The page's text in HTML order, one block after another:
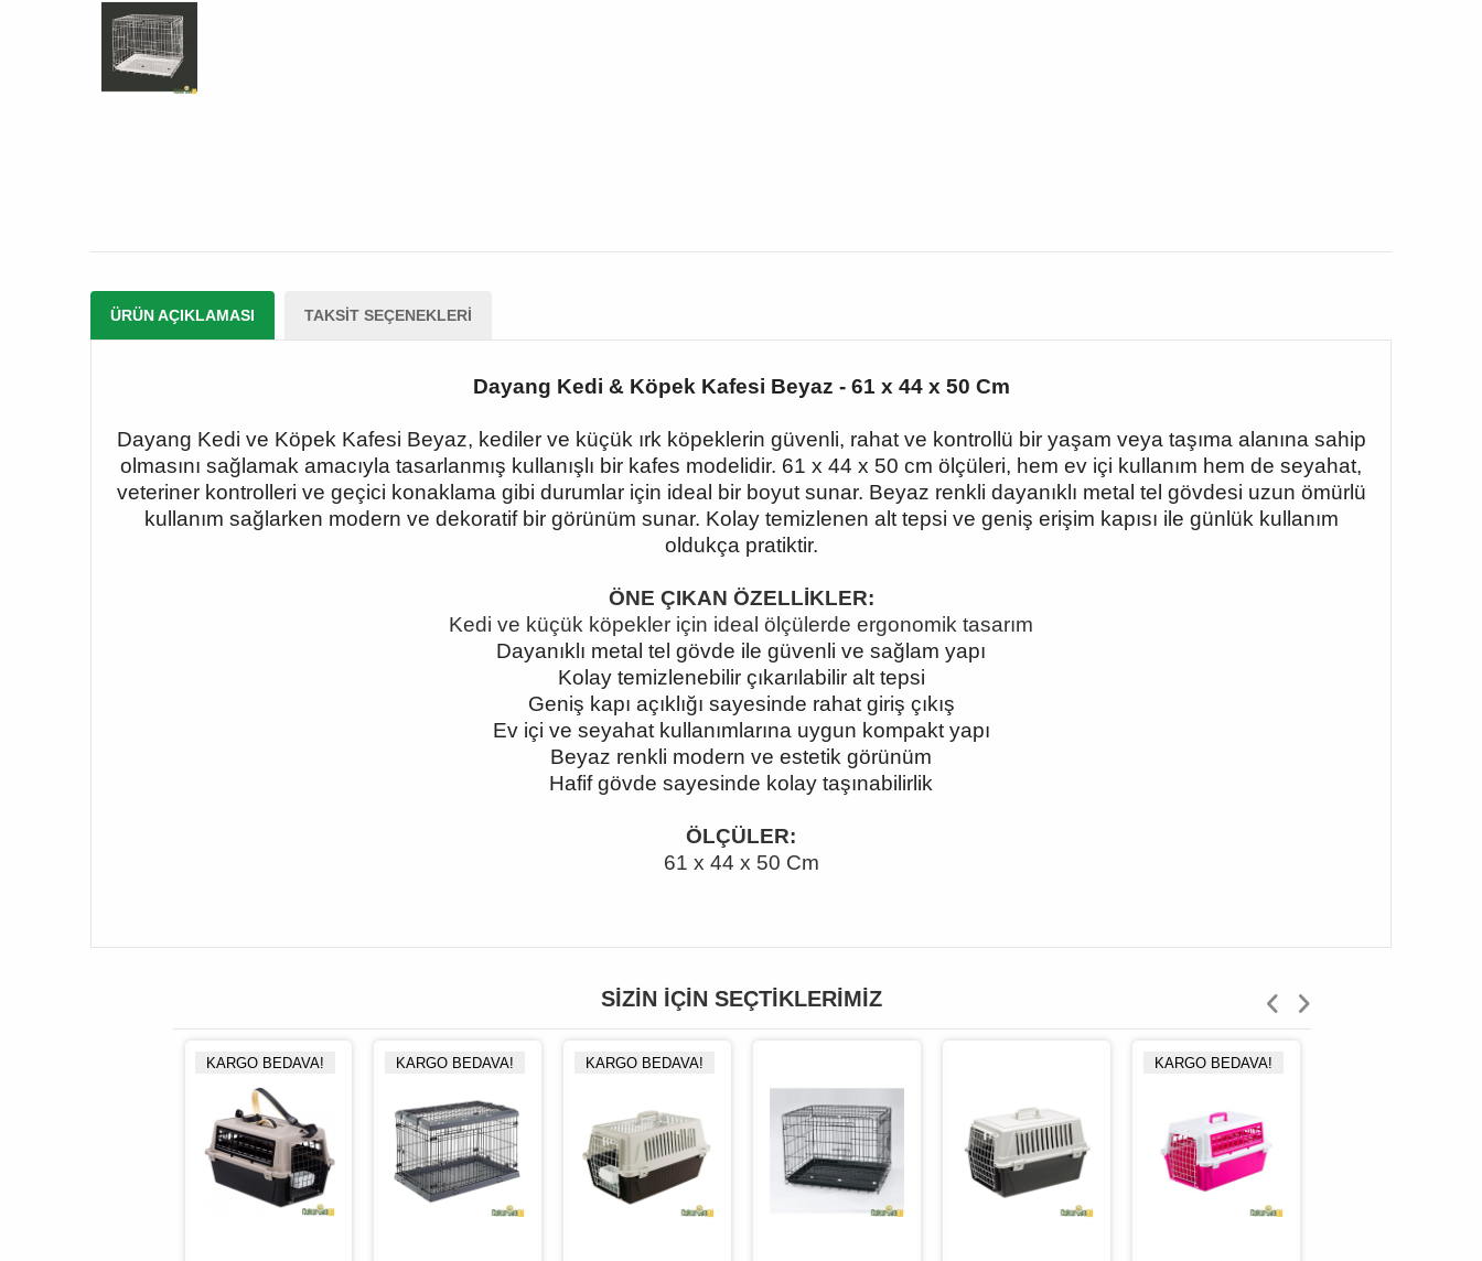
ÜRÜN AÇIKLAMASI TAKSIT SEÇENEKLERI
Dayang Kedi & Köpek Kafesi Beyaz - 61 x 44 x 50 Cm
Dayang Kedi ve Köpek Kafesi Beyaz, kediler ve küçük ırk köpeklerin güvenli, rahat ve kontrollü bir yaşam veya taşıma alanına sahip
olmasını sağlamak amacıyla tasarlanmış kullanışlı bir kafes modelidir. 61 x 44 x 50 cm ölçüleri, hem ev içi kullanım hem de seyahat,
veteriner kontrolleri ve geçici konaklama gibi durumlar için ideal bir boyut sunar. Beyaz renkli dayanıklı metal tel gövdesi uzun ömürlü
kullanım sağlarken modern ve dekoratif bir görünüm sunar. Kolay temizlenen alt tepsi ve geniş erişim kapısı ile günlük kullanım
oldukça pratiktir.
ÖNE ÇIKAN ÖZELLİKLER:
Kedi ve küçük köpekler için ideal ölçülerde ergonomik tasarım
Dayanıklı metal tel gövde ile güvenli ve sağlam yapı
Kolay temizlenebilir çıkarılabilir alt tepsi
Geniş kapı açıklığı sayesinde rahat giriş çıkış
Ev içi ve seyahat kullanımlarına uygun kompakt yapı
Beyaz renkli modern ve estetik görünüm
Hafif gövde sayesinde kolay taşınabilirlik
ÖLÇÜLER:
61 x 44 x 50 Cm
SIZIN İÇIN SEÇTIKLERIMIZ
KARGO BEDAVA! KARGO BEDAVA! KARGO BEDAVA! KARGO BEDAVA!